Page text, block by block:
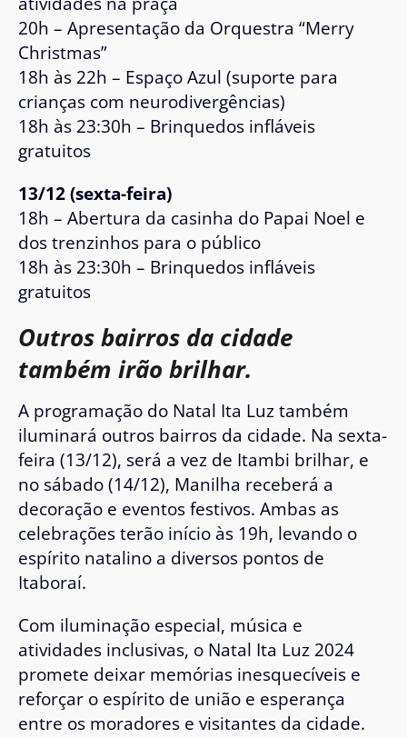
20h – Apresentação da Orquestra “Merry
Christmas”
18h às 22h – Espaço Azul (suporte para
crianças com neurodivergências)
18h às 23:30h – Brinquedos infláveis
gratuitos
13/12 (sexta-feira)
18h – Abertura da casinha do Papai Noel e
dos trenzinhos para o público
18h às 23:30h – Brinquedos infláveis
gratuitos
Outros bairros da cidade
também irão brilhar.
A programação do Natal Ita Luz também
iluminará outros bairros da cidade. Na sexta-
feira (13/12), será a vez de Itambi brilhar, e
no sábado (14/12), Manilha receberá a
decoração e eventos festivos. Ambas as
celebrações terão início às 19h, levando o
espírito natalino a diversos pontos de
Itaboraí.
Com iluminação especial, música e
atividades inclusivas, o Natal Ita Luz 2024
promete deixar memórias inesquecíveis e
reforçar o espírito de união e esperança
entre os moradores e visitantes da cidade.